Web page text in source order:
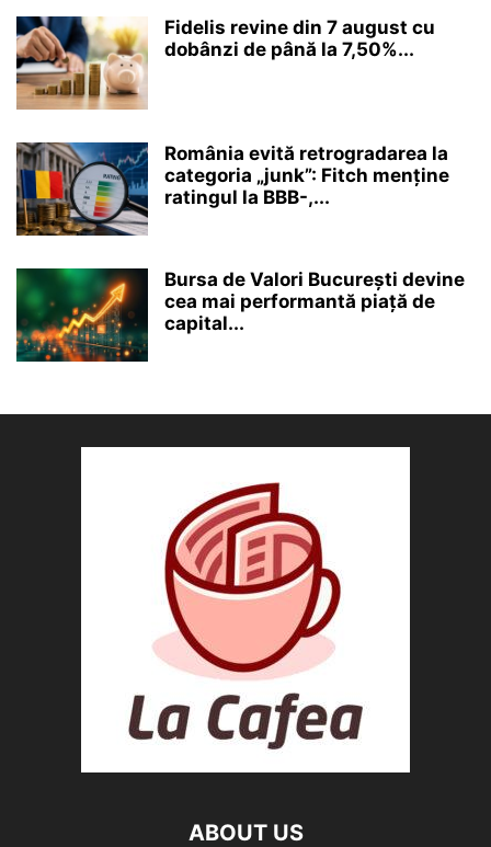
Fidelis revine din 7 august cu
dobânzi de până la 7,50%...
România evită retrogradarea la
categoria „junk”: Fitch menține
ratingul la BBB-,...
Bursa de Valori București devine
cea mai performantă piață de
capital...
ABOUT US